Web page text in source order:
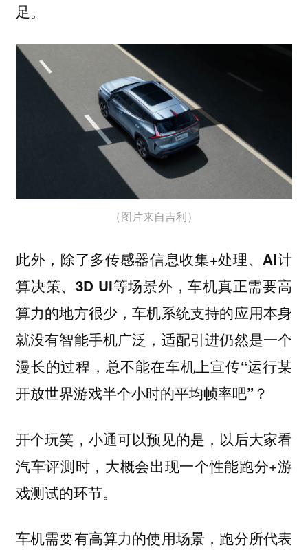
足。
（图片来自吉利）
此外，除了多传感器信息收集+处理、AI计
算决策、3D UI等场景外，车机真正需要高
算力的地方很少，车机系统支持的应用本身
就没有智能手机广泛，适配引进仍然是一个
漫长的过程，总不能在车机上宣传“运行某
开放世界游戏半个小时的平均帧率吧”？
开个玩笑，小通可以预见的是，以后大家看
汽车评测时，大概会出现一个性能跑分+游
戏测试的环节。
车机需要有高算力的使用场景，跑分所代表